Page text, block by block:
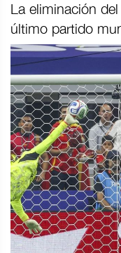
La eliminación
último partido